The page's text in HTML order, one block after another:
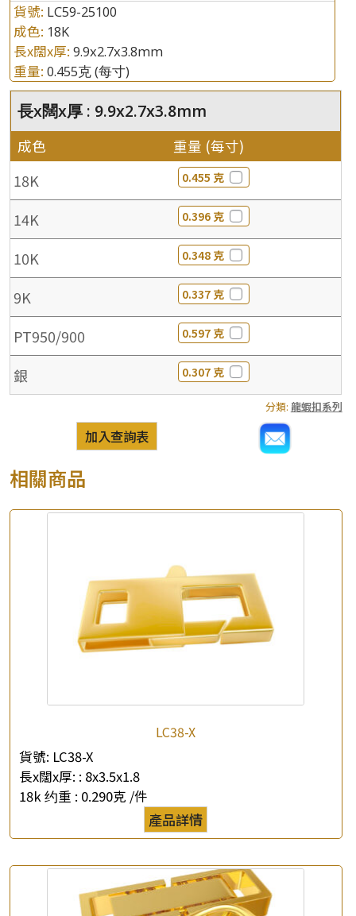
*你的名字
公司名稱
*e-mail
聯絡電話
貨號: LC59-25100
成色: 18K
長x闊x厚: 9.9x2.7x3.8mm
重量: 0.455克(每寸)
長x闊x厚 : 9.9x2.7x3.8mm
成色 重量 (每寸)
18K 0.455 克
14K 0.396 克
10K 0.348 克
9K 0.337 克
PT950/900 0.597 克
銀 0.307 克
分類: 龍蝦扣系列
加入查詢表
相關商品
LC38-X
貨號: LC38-X
長x闊x厚: : 8x3.5x1.8
18k 约重 : 0.290克 /件
產品詳情